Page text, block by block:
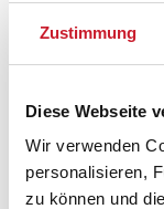
Zustimmung
Diese Webseite
Wir verwenden
personalisieren,
zu können und